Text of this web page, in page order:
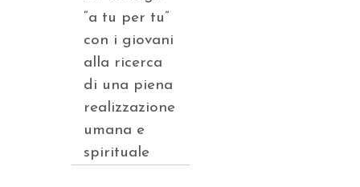
“a tu per tu”
con i giovani
alla ricerca
di una piena
realizzazione
umana e
spirituale